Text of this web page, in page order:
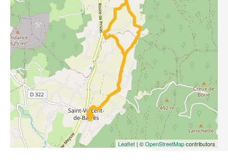
Leaflet | ©OpenStreetMapcontributors